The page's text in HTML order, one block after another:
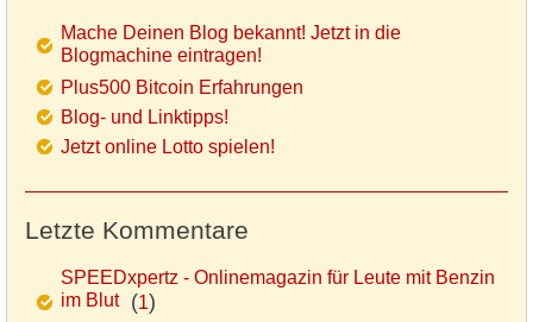
Mache Deinen Blog bekannt! Jetzt in die
Blogmachine eintragen!
Plus500 Bitcoin Erfahrungen
Blog- und Linktipps!
Jetzt online Lotto spielen!
Letzte Kommentare
SPEEDxpertz - Onlinemagazin für Leute mit Benzin
im Blut(1)